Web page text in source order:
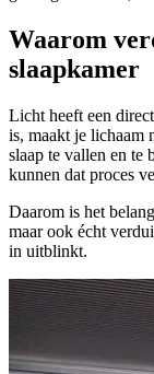
Waarom
slaapkamer
Licht heeft een
is, maakt je lichaam
slaap te vallen en te
kunnen dat proces
Daarom is het
maar ook écht
in uitblinkt.